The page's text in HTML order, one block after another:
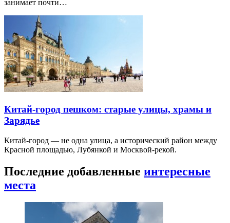
занимает почти…
Китай-город пешком: старые улицы, храмы и
Зарядье
Китай-город — не одна улица, а исторический район между
Красной площадью, Лубянкой и Москвой-рекой.
Последние добавленные интересные
места